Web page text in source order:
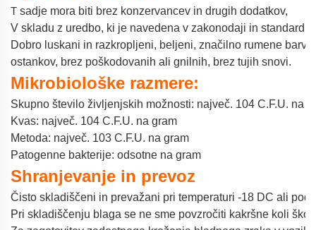
T sadje mora biti brez konzervancev in drugih dodatkov,
V skladu z uredbo, ki je navedena v zakonodaji in
Dobro luskani in razkropljeni, beljeni, značilno rumene
ostankov, brez poškodovanih ali gnilnih, brez tujih snovi.
Mikrobiološke razmere:
Skupno število življenjskih možnosti: največ. 104 C.F.U. na
Kvas: največ. 104 C.F.U. na gram
Metoda: največ. 103 C.F.U. na gram
Patogenne bakterije: odsotne na gram
Shranjevanje in prevoz
Čisto skladiščeni in prevažani pri temperaturi -18 DC ali pod
Pri skladiščenju blaga se ne sme povzročiti kakršne koli